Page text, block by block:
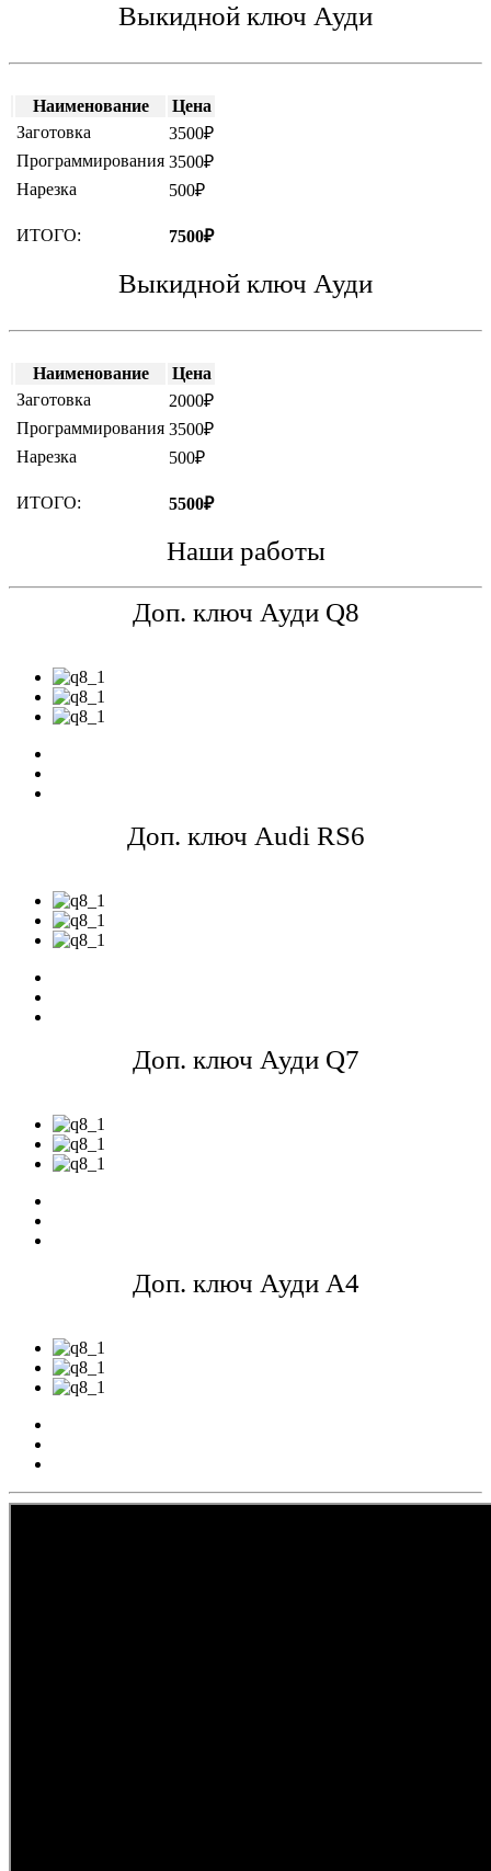
Выкидной ключ Ауди
Наименование
Цена
Заготовка
3500₽
Программирования 3500₽
Нарезка
500₽
ИТОГО: 7500₽
Выкидной ключ Ауди
Наименование
Цена
Заготовка
2000₽
Программирования 3500₽
Нарезка
500₽
ИТОГО: 5500₽
Наши работы
Доп. ключ Ауди Q8
Доп. ключ Audi RS6
Доп. ключ Ауди Q7
Доп. ключ Ауди A4